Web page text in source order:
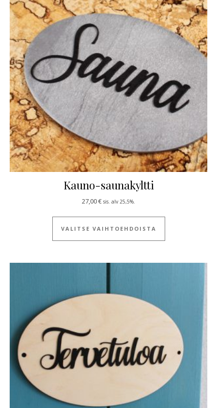
Kauno-saunakyltti
27,00€ sis. alv 25,5%.
VALITSE VAIHTOEHDOISTA
Tällä tuotteella